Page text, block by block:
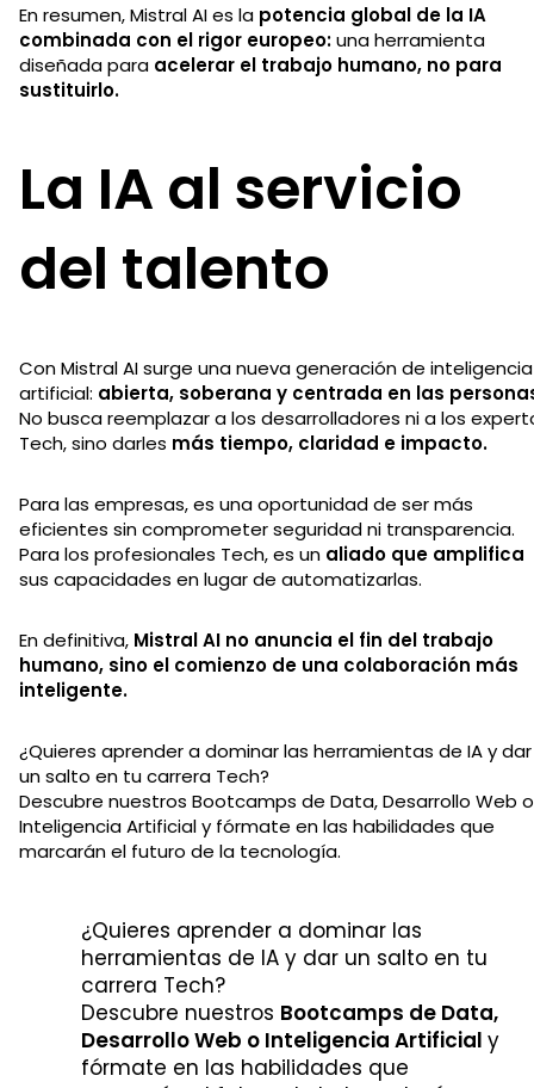
En resumen, Mistral AI es la potencia global de la IA
combinada con el rigor europeo:una herramienta
diseñada para acelerar el trabajo humano, no para
sustituirlo.
La IA al servicio
del talento
Con Mistral AI surge una nueva generación de inteligencia
artificial: abierta, soberana y centrada en las
No busca reemplazar a los desarrolladores ni a los
Tech, sino darles más tiempo, claridad e impacto.
Para las empresas, es una oportunidad de ser más
eficientes sin comprometer seguridad ni transparencia.
Para los profesionales Tech, es un aliado que amplifica
sus capacidades en lugar de automatizarlas.
En definitiva, Mistral AI no anuncia el fin del trabajo
humano, sino el comienzo de una colaboración más
inteligente.
¿Quieres aprender a dominar las herramientas de IA y dar
un salto en tu carrera Tech?
Descubre nuestros Bootcamps de Data, Desarrollo Web o
Inteligencia Artificial y fórmate en las habilidades que
marcarán el futuro de la tecnología.
¿Quieres aprender a dominar las
herramientas de IA y dar un salto en tu
carrera Tech?
Descubre nuestros Bootcamps de Data,
Desarrollo Web o Inteligencia Artificial y
fórmate en las habilidades que